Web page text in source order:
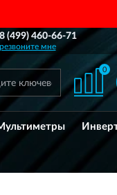
ДОСТАВИМ
8 (499) 460-66-71
мне
0